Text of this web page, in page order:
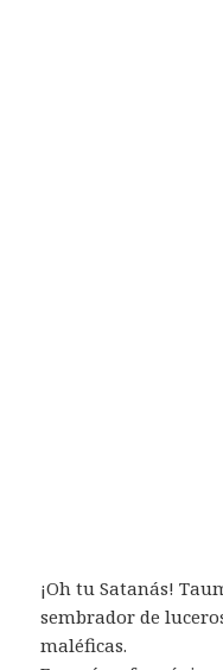
¡Oh tu Satanás!
sembrador de
maléficas.